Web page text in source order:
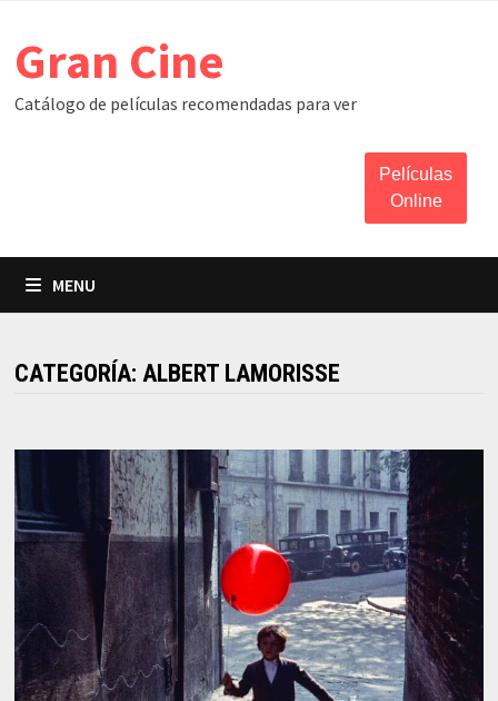
content
Gran Cine
Catálogo de películas recomendadas para ver
Películas
Online
MENU
CATEGORÍA:ALBERT LAMORISSE